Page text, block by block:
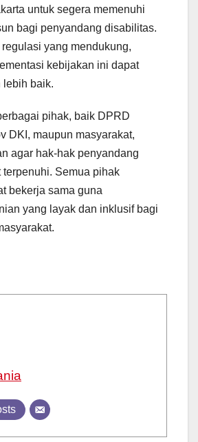
untuk segera memenuhi
bagi penyandang disabilitas.
yang mendukung,
kebijakan ini dapat
lebih baik.
pihak, baik DPRD
DKI, maupun masyarakat,
agar hak-hak penyandang
Semua pihak
bekerja sama guna
yang layak dan inklusif bagi